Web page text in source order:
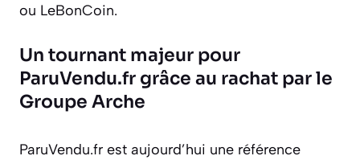
ou LeBonCoin.
Un tournant majeur pour
ParuVendu.fr grâce au rachat par le
Groupe Arche
ParuVendu.fr est aujourd’hui une référence